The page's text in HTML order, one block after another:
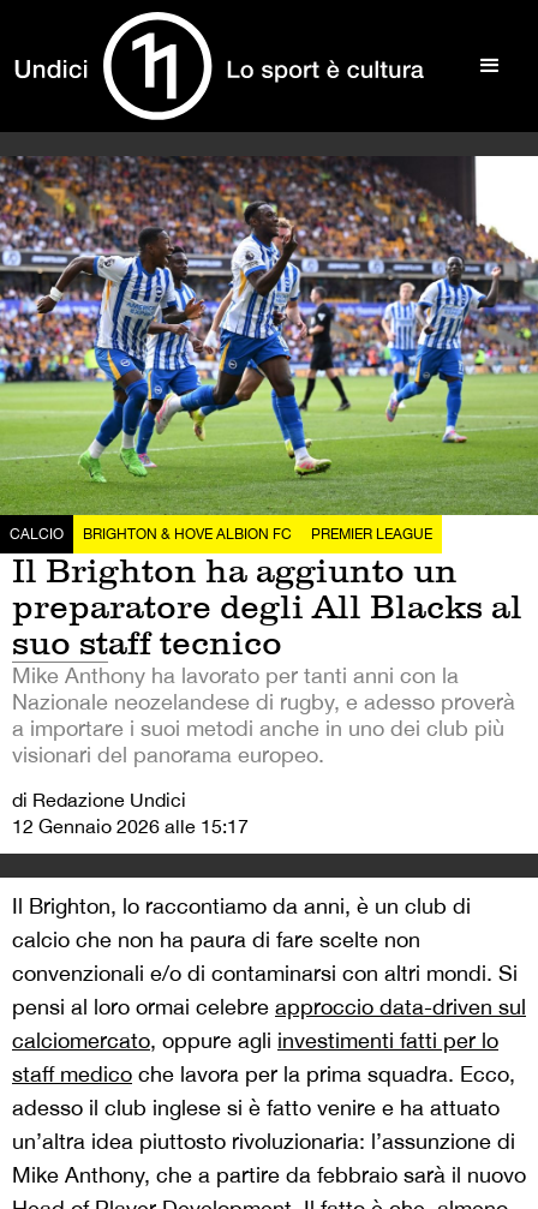
CALCIO BRIGHTON & HOVE ALBION FC PREMIER LEAGUE
Il Brighton ha aggiunto un
preparatore degli All Blacks al
suo staff tecnico
Mike Anthony ha lavorato per tanti anni con la
Nazionale neozelandese di rugby, e adesso proverà
a importare i suoi metodi anche in uno dei club più
visionari del panorama europeo.
di Redazione Undici
12 Gennaio 2026 alle 15:17
Il Brighton, lo raccontiamo da anni, è un club di
calcio che non ha paura di fare scelte non
convenzionali e/o di contaminarsi con altri mondi. Si
pensi al loro ormai celebre approccio data-driven sul
calciomercato, oppure agli investimenti fatti per lo
staff medico che lavora per la prima squadra. Ecco,
adesso il club inglese si è fatto venire e ha attuato
un’altra idea piuttosto rivoluzionaria: l’assunzione di
Mike Anthony, che a partire da febbraio sarà il nuovo